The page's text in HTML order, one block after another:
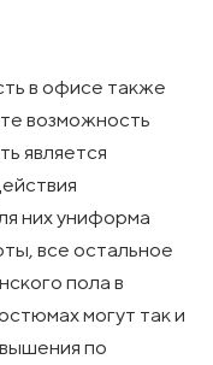
в офисе также
возможность
является
них униформа
все остальное
пола в
могут так и
по